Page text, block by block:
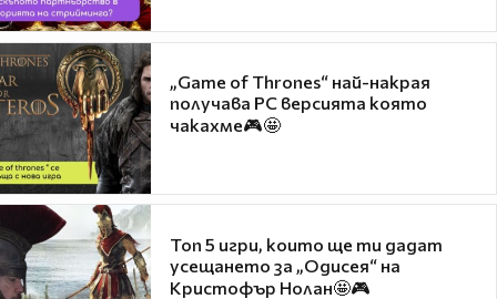
„Game of Thrones“ най-накрая
получава PC версията която
чакахме🎮🤩
Топ 5 игри, които ще ти дадат
усещането за „Одисея“ на
Кристофър Нолан🤩🎮